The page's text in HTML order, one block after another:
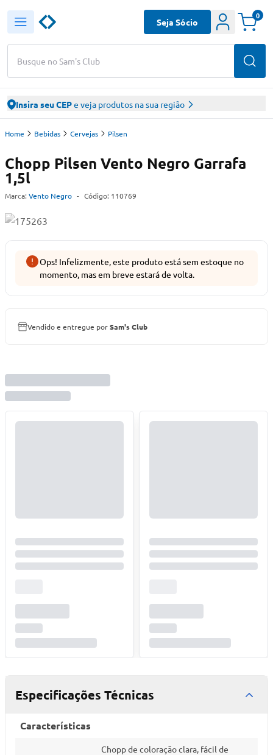
Busque no Sam's Club
Seja Sócio
0
Insira seu CEPe veja produtos na sua região
Home Bebidas Cervejas Pilsen
Chopp Pilsen Vento Negro Garrafa
1,5l
Marca: Vento Negro - Código: 110769
Ops! Infelizmente, este produto está sem estoque no
momento, mas em breve estará de volta.
Vendido e entregue porSam's Club
Especificações Técnicas
Características
Chopp de coloração clara, fácil de